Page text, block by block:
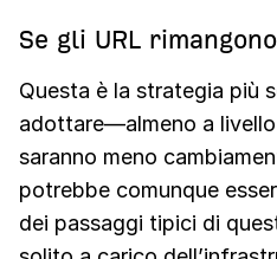
Se gli URL
Questa è la strategia più
adottare—almeno a
saranno meno
potrebbe comunque
dei passaggi tipici di